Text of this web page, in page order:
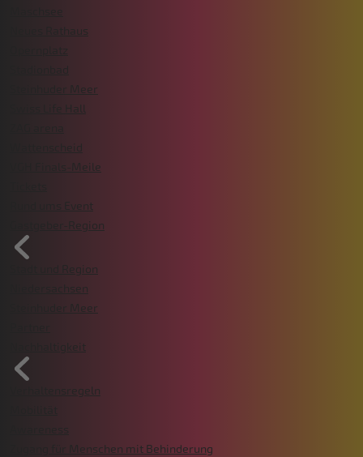
Neues Rathaus
Steinhuder Meer
Swiss Life Hall
Wattenscheid
VGH Finals-Meile
Rund ums Event
Gastgeber-Region
Stadt und Region
Niedersachsen
Steinhuder Meer
Nachhaltigkeit
Verhaltensregeln
Zugang für Menschen mit Behinderung